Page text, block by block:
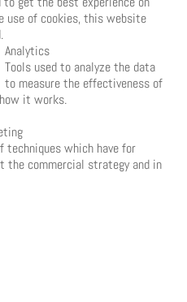
use of cookies, this website
Analytics
Tools used to analyze the data
to measure the effectiveness of
it works.
techniques which have for
the commercial strategy and in